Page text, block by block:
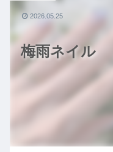
梅雨ネイル
2026.05.25